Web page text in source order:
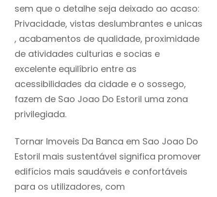
sem que o detalhe seja deixado ao acaso:
Privacidade, vistas deslumbrantes e unicas
, acabamentos de qualidade, proximidade
de atividades culturias e socias e
excelente equilíbrio entre as
acessibilidades da cidade e o sossego,
fazem de Sao Joao Do Estoril uma zona
privilegiada.
Tornar Imoveis Da Banca em Sao Joao Do
Estoril mais sustentável significa promover
edifícios mais saudáveis e confortáveis
para os utilizadores, com